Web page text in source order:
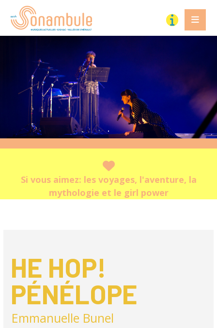
Si vous aimez: les voyages, l'aventure, la
mythologie et le girl power
HE HOP!
PÉNÉLOPE
Emmanuelle Bunel